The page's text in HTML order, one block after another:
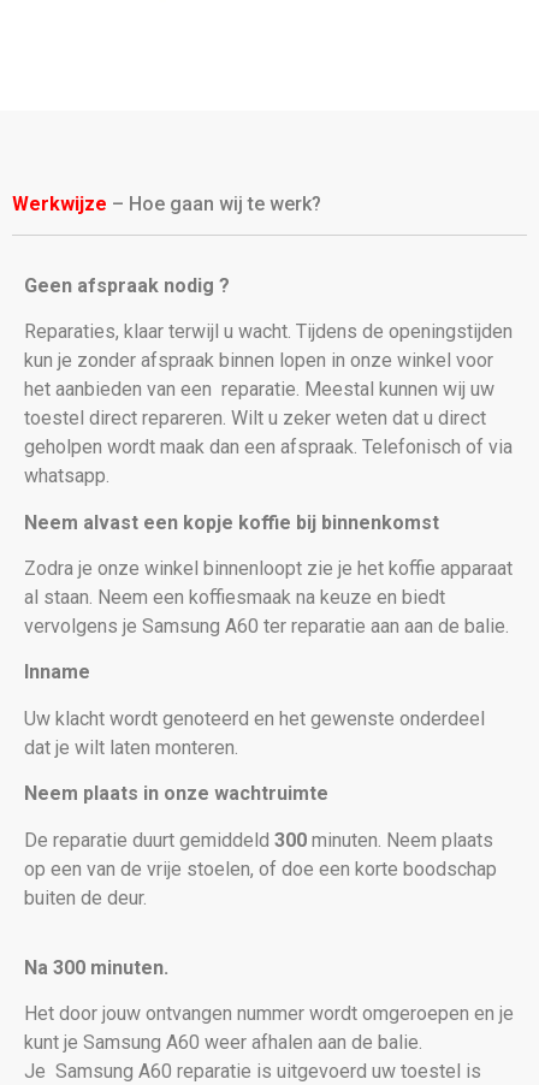
Werkwijze – Hoe gaan wij te werk?
Geen afspraak nodig ?
Reparaties, klaar terwijl u wacht. Tijdens de openingstijden
kun je zonder afspraak binnen lopen in onze winkel voor
het aanbieden van een reparatie. Meestal kunnen wij uw
toestel direct repareren. Wilt u zeker weten dat u direct
geholpen wordt maak dan een afspraak. Telefonisch of via
whatsapp.
Neem alvast een kopje koffie bij binnenkomst
Zodra je onze winkel binnenloopt zie je het koffie apparaat
al staan. Neem een koffiesmaak na keuze en biedt
vervolgens je Samsung A60 ter reparatie aan aan de balie.
Inname
Uw klacht wordt genoteerd en het gewenste onderdeel
dat je wilt laten monteren.
Neem plaats in onze wachtruimte
De reparatie duurt gemiddeld 300 minuten. Neem plaats
op een van de vrije stoelen, of doe een korte boodschap
buiten de deur.
Na 300 minuten.
Het door jouw ontvangen nummer wordt omgeroepen en je
kunt je Samsung A60 weer afhalen aan de balie.
Je Samsung A60 reparatie is uitgevoerd uw toestel is